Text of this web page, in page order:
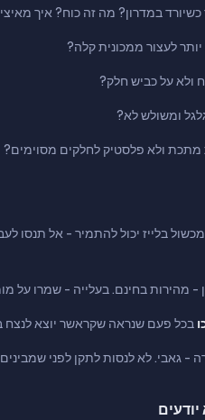
כשיורד במדרון? מה זה כוח? איך
לעצור ממכונית קלה?
ולא על כביש חלק?
ומשולש לא?
ולא פלסטיק לחלקים מסוימים?
בלייז יכול להתמיר - אל תנסו
- מהירות בחינם. בעלייה - שמרו על
בכל פעם שנראה שקראשר יוצא לנצח
- גאבי. לא לנסות לתקן לפני